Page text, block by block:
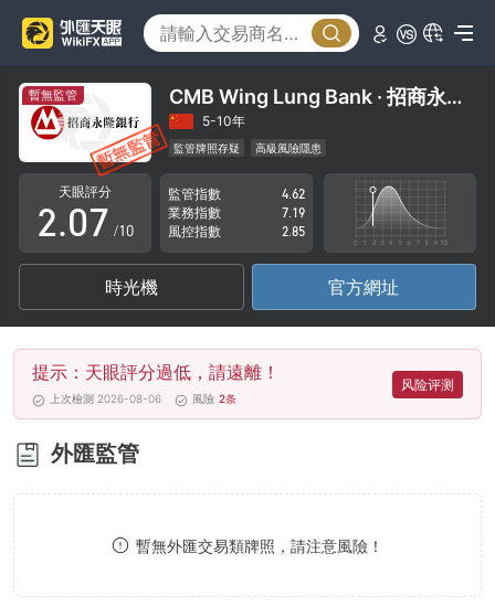
暫無監管 CMB Wing Lung Bank · 招商永隆銀行
5-10年
監管牌照存疑 高級風險隱患
天眼評分
0
1
2
3
4
5
6
7
8
.0
1
2
3
4
5
6
3
4
5
6
7
8
9
/10
監管指數
4.62
業務指數
7.19
風控指數
2.85
時光機 官方網址
提示：天眼評分過低，請遠離！
上次檢測 2026-08-06 風險 2条
风险评测
外匯監管
暫無外匯交易類牌照，請注意風險！